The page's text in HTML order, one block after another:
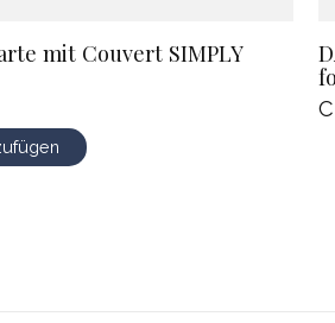
mit Couvert SIMPLY